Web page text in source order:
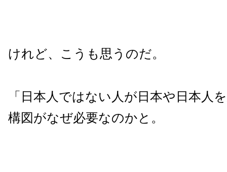
けれど、こうも思うのだ。
「日本人ではない人が日本や日本人
構図がなぜ必要なのかと。